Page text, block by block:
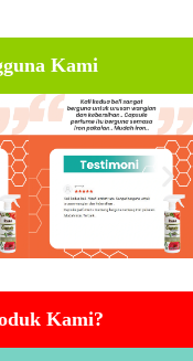
Kami
Kami?